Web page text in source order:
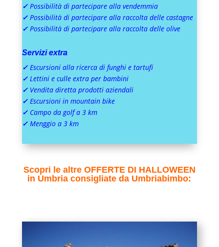
✓ Possibilità di partecipare alla vendemmia
✓ Possibilità di partecipare alla raccolta delle castagne
✓ Possibilità di partecipare alla raccolta delle olive
Servizi extra
✓ Escursioni alla ricerca di funghi e tartufi
✓Lettini e culle extra per bambini
✓ Vendita diretta prodotti aziendali
✓ Escursioni in mountain bike
✓ Campo da golf a 3 km
✓ Menggio a 3 km
Scopri le altre OFFERTE DI HALLOWEEN
in Umbria consigliate da Umbriabimbo: